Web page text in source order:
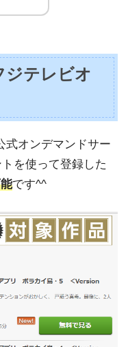
ジテレビオ
式オンデマンドサー
を使って登録した
です^^